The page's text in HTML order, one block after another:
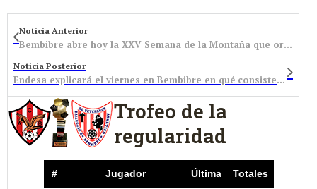
Noticia Anterior
Bembibre abre hoy la XXV Semana de la Montaña que organiza la Peña de Montañeros Gistredo
Noticia Posterior
Endesa explicará el viernes en Bembibre en qué consisten las obras que está haciendo en el río
Trofeo de la
regularidad
# Jugador Última Totales